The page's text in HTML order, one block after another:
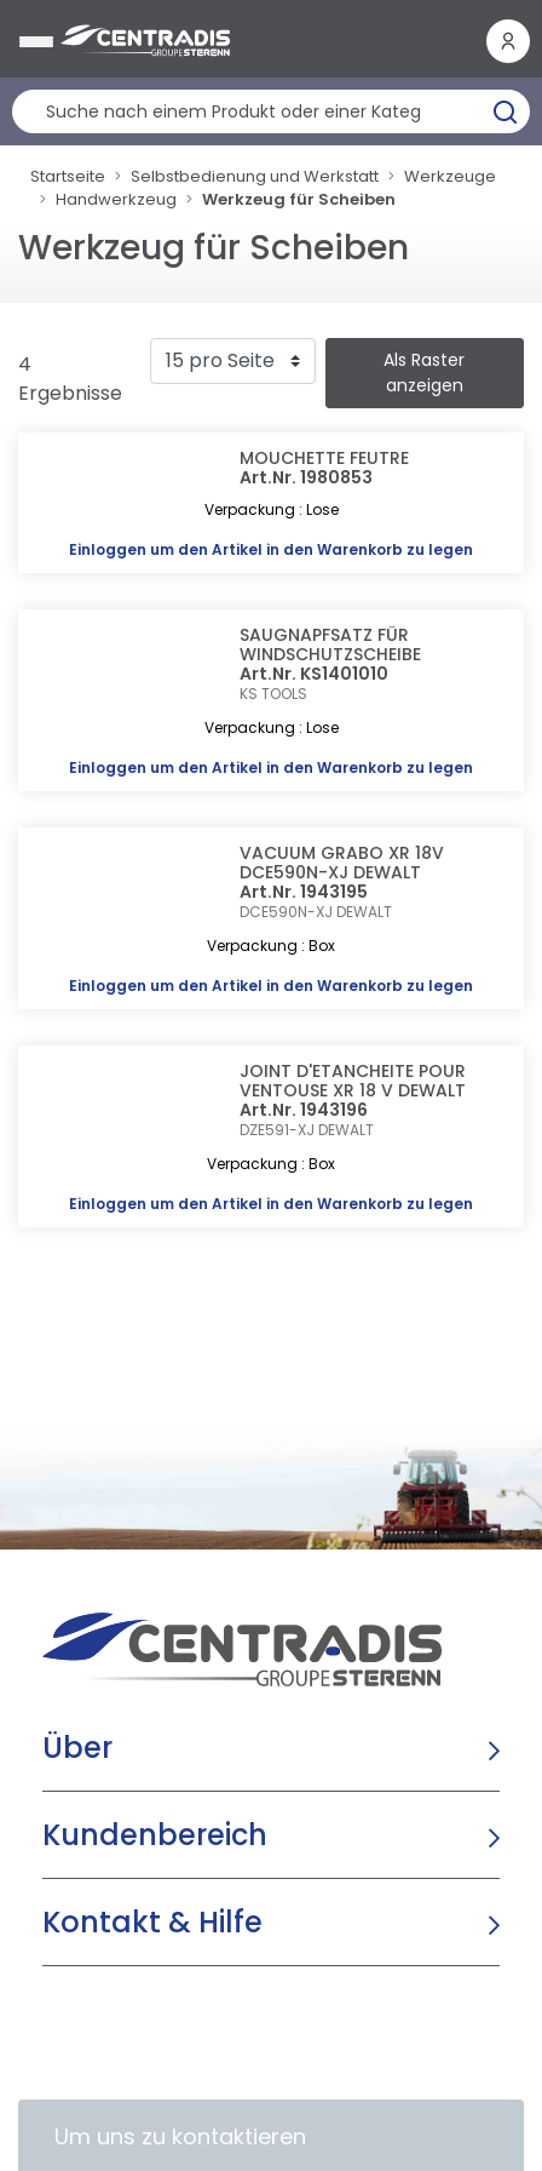
Startseite Selbstbedienung und Werkstatt
Werkzeuge
Handwerkzeug
Werkzeug für Scheiben
Werkzeug für Scheiben
4
Ergebnisse
Als Raster
anzeigen
MOUCHETTE FEUTRE
Art.Nr. 1980853
Verpackung : Lose
Einloggen um den Artikel in den Warenkorb zu legen
SAUGNAPFSATZ FÜR
WINDSCHUTZSCHEIBE
Art.Nr. KS1401010
KS TOOLS
Verpackung : Lose
Einloggen um den Artikel in den Warenkorb zu legen
VACUUM GRABO XR 18V
DCE590N-XJ DEWALT
Art.Nr. 1943195
DCE590N-XJ DEWALT
Verpackung : Box
Einloggen um den Artikel in den Warenkorb zu legen
JOINT D'ETANCHEITE POUR
VENTOUSE XR 18 V DEWALT
Art.Nr. 1943196
DZE591-XJ DEWALT
Verpackung : Box
Einloggen um den Artikel in den Warenkorb zu legen
Über
Kundenbereich
Kontakt & Hilfe
Um uns zu kontaktieren